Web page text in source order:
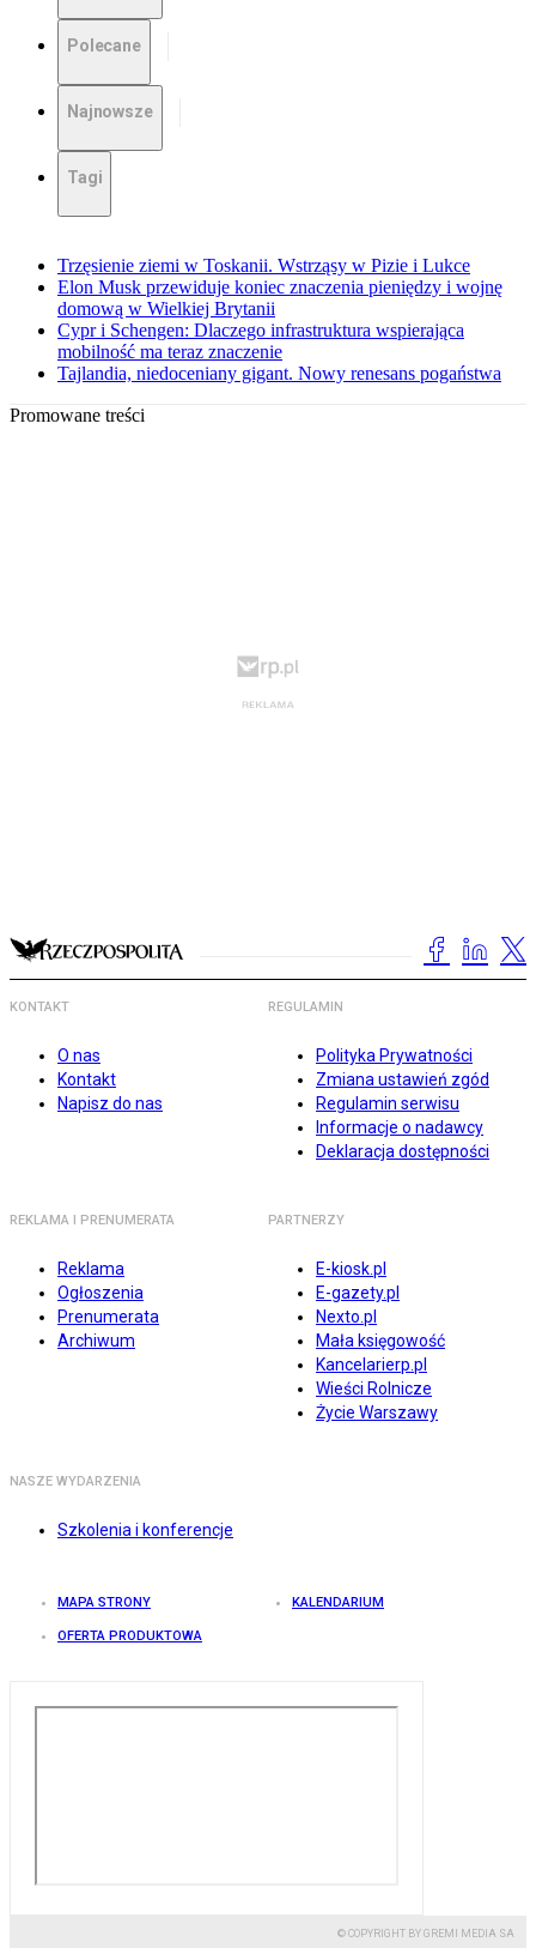
Polecane
Najnowsze
Tagi
Trzęsienie ziemi w Toskanii. Wstrząsy w Pizie i Lukce
Elon Musk przewiduje koniec znaczenia pieniędzy i wojnę
domową w Wielkiej Brytanii
Cypr i Schengen: Dlaczego infrastruktura wspierająca
mobilność ma teraz znaczenie
Tajlandia, niedoceniany gigant. Nowy renesans pogaństwa
Promowane treści
KONTAKT
O nas
Kontakt
Napisz do nas
REGULAMIN
Polityka Prywatności
Zmiana ustawień zgód
Regulamin serwisu
Informacje o nadawcy
Deklaracja dostępności
REKLAMA I PRENUMERATA
Reklama
Ogłoszenia
Prenumerata
Archiwum
PARTNERZY
E-kiosk.pl
E-gazety.pl
Nexto.pl
Mała księgowość
Kancelarierp.pl
Wieści Rolnicze
Życie Warszawy
NASZE WYDARZENIA
Szkolenia i konferencje
MAPA STRONY KALENDARIUM
OFERTA PRODUKTOWA
© COPYRIGHT BY GREMI MEDIA SA